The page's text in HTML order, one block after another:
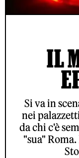
IL
Si va in
nei
da chi c'è
"sua"